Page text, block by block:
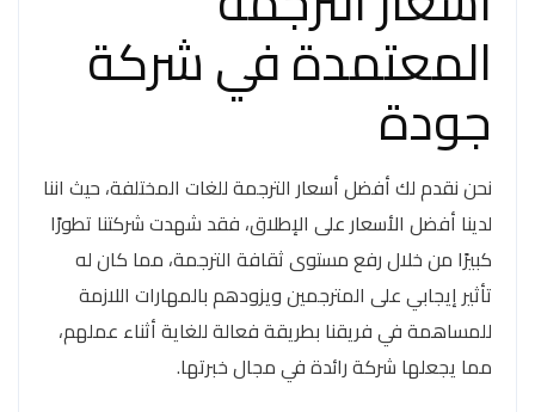
المعتمدة في شركة
جودة
نحن نقدم لك أفضل أسعار الترجمة للغات المختلفة، حيث اننا
لدينا أفضل الأسعار على الإطلاق، فقد شهدت شركتنا تطورًا
كبيرًا من خلال رفع مستوى ثقافة الترجمة، مما كان له
تأثير إيجابي على المترجمين ويزودهم بالمهارات اللازمة
للمساهمة في فريقنا بطريقة فعالة للغاية أثناء عملهم،
مما يجعلها شركة رائدة في مجال خبرتها.